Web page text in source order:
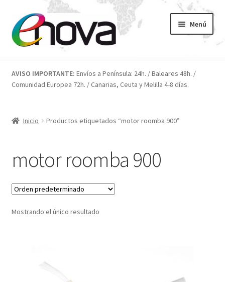
a
la
al
contenido
Menú
Blog
Contacto
ENOVA
AVISO IMPORTANTE: Envíos a Península: 24h. / Baleares 48h. /
Comunidad Europea 72h. / Canarias, Ceuta y Melilla 4-8 días.
Inicio Productos etiquetados “motor roomba 900”
motor roomba 900
Mostrando el único resultado